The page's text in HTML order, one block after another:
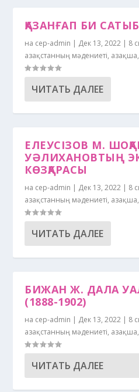
ҚАЗАНҒАП БИ
на cep-admin | Дек 13, 2022 | 8
Қазақстанның мәдениеті, Қазақша
ЧИТАТЬ ДАЛЕЕ
ЕЛЕУСІЗОВ М.
УӘЛИХАНОВТЫҢ
КӨЗҚАРАСЫ
на cep-admin | Дек 13, 2022 | 8
Қазақстанның мәдениеті, Қазақша
ЧИТАТЬ ДАЛЕЕ
БИЖАН Ж. ДАЛА
(1888-1902)
на cep-admin | Дек 13, 2022 | 8
Қазақстанның мәдениеті, Қазақша
ЧИТАТЬ ДАЛЕЕ